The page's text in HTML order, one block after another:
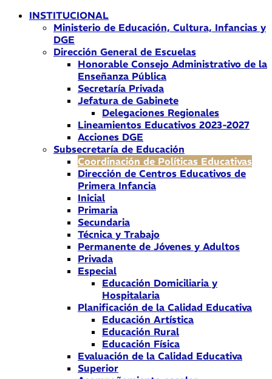
INSTITUCIONAL
Ministerio de Educación, Cultura, Infancias y
DGE
Dirección General de Escuelas
Honorable Consejo Administrativo de la
Enseñanza Pública
Secretaría Privada
Jefatura de Gabinete
Delegaciones Regionales
Lineamientos Educativos 2023-2027
Acciones DGE
Subsecretaría de Educación
Coordinación de Políticas Educativas
Dirección de Centros Educativos de
Primera Infancia
Inicial
Primaria
Secundaria
Técnica y Trabajo
Permanente de Jóvenes y Adultos
Privada
Especial
Educación Domiciliaria y
Hospitalaria
Planificación de la Calidad Educativa
Educación Artística
Educación Rural
Educación Física
Evaluación de la Calidad Educativa
Superior